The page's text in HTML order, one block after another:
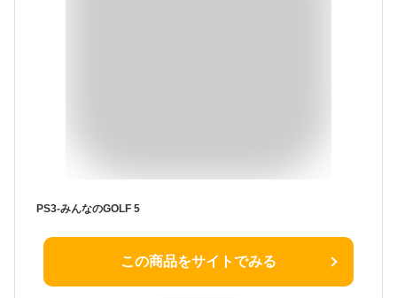
PS3-みんなのGOLF 5
この商品をサイトでみる